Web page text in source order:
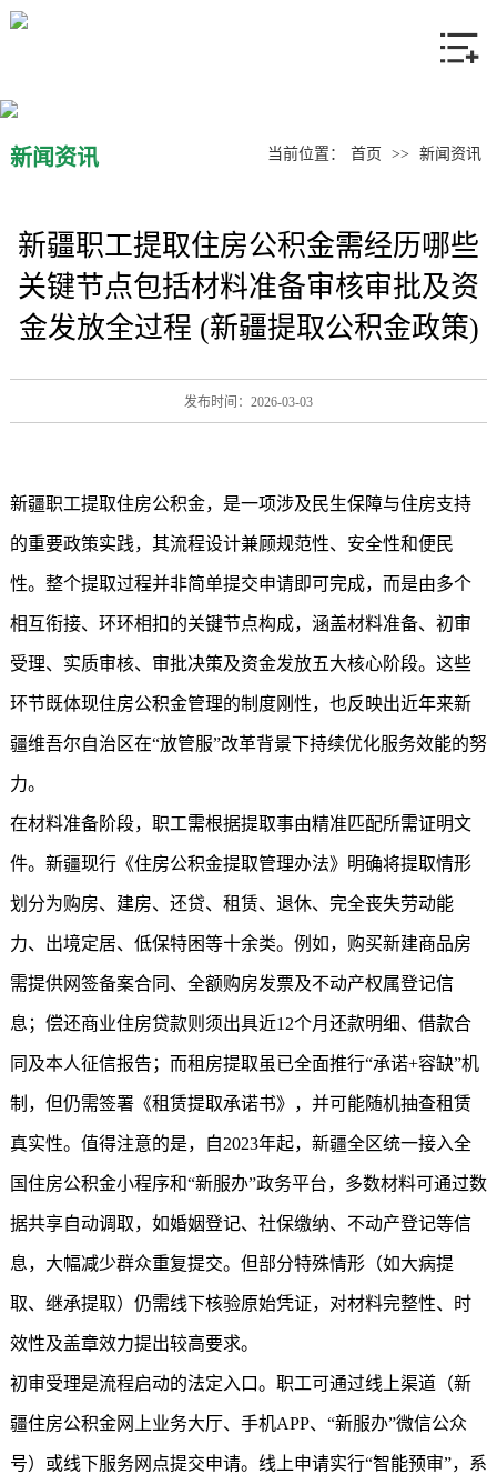
产品中心
联系我们
新闻资讯 当前位置： 首页 >> 新闻资讯
新疆职工提取住房公积金需经历哪些
关键节点包括材料准备审核审批及资
金发放全过程 (新疆提取公积金政策)
发布时间：2026-03-03
新疆职工提取住房公积金，是一项涉及民生保障与住房支持
的重要政策实践，其流程设计兼顾规范性、安全性和便民
性。整个提取过程并非简单提交申请即可完成，而是由多个
相互衔接、环环相扣的关键节点构成，涵盖材料准备、初审
受理、实质审核、审批决策及资金发放五大核心阶段。这些
环节既体现住房公积金管理的制度刚性，也反映出近年来新
疆维吾尔自治区在“放管服”改革背景下持续优化服务效能的努
力。
在材料准备阶段，职工需根据提取事由精准匹配所需证明文
件。新疆现行《住房公积金提取管理办法》明确将提取情形
划分为购房、建房、还贷、租赁、退休、完全丧失劳动能
力、出境定居、低保特困等十余类。例如，购买新建商品房
需提供网签备案合同、全额购房发票及不动产权属登记信
息；偿还商业住房贷款则须出具近12个月还款明细、借款合
同及本人征信报告；而租房提取虽已全面推行“承诺+容缺”机
制，但仍需签署《租赁提取承诺书》，并可能随机抽查租赁
真实性。值得注意的是，自2023年起，新疆全区统一接入全
国住房公积金小程序和“新服办”政务平台，多数材料可通过数
据共享自动调取，如婚姻登记、社保缴纳、不动产登记等信
息，大幅减少群众重复提交。但部分特殊情形（如大病提
取、继承提取）仍需线下核验原始凭证，对材料完整性、时
效性及盖章效力提出较高要求。
初审受理是流程启动的法定入口。职工可通过线上渠道（新
疆住房公积金网上业务大厅、手机APP、“新服办”微信公众
号）或线下服务网点提交申请。线上申请实行“智能预审”，系